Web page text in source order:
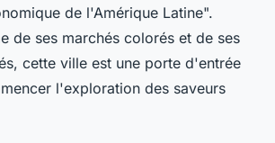
de l'Amérique Latine".
de ses marchés colorés et de ses
cette ville est une porte d'entrée
l'exploration des saveurs